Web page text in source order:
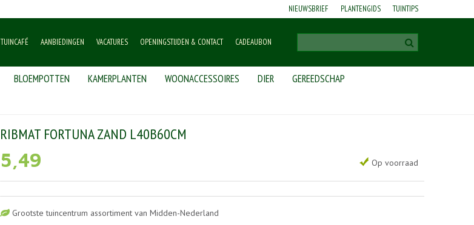
NIEUWSBRIEF PLANTENGIDS TUINTIPS
TUINCAFÉ AANBIEDINGEN VACATURES OPENINGSTIJDEN & CONTACT CADEAUBON
BLOEMPOTTEN KAMERPLANTEN WOONACCESSOIRES DIER
GEREEDSCHAP
RIBMAT FORTUNA ZAND L40B60CM
5,49 Op voorraad
Grootste tuincentrum assortiment van Midden-Nederland